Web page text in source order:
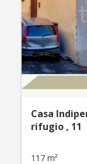
Casa
rifugio , 11
117 m²